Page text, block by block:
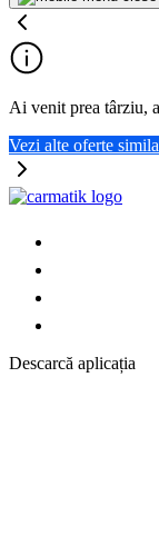
Ai venit prea târziu,
Vezi alte oferte
Descarcă aplicația